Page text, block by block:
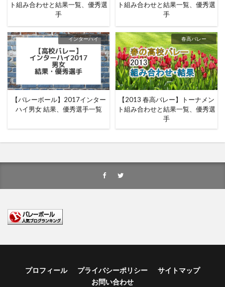
ト組み合わせと結果一覧、優秀選
手
ト組み合わせと結果一覧、優秀選
手
インターハイ
【バレーボール】2017インター
ハイ男女 結果、優秀選手一覧
春高バレー
【2013 春高バレー】トーナメン
ト組み合わせと結果一覧、優秀選
手
プロフィール プライバシーポリシー
サイトマップ
お問い合わせ